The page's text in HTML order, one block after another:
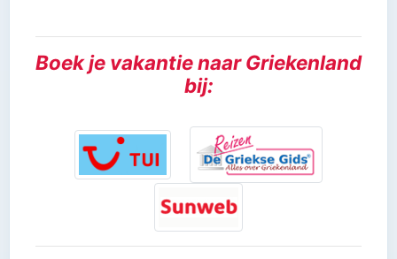
Boek je vakantie naar Griekenland
bij: